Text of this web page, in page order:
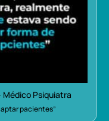
Médico Psiquiatra
pacientes”